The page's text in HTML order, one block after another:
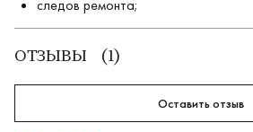
следов ремонта;
ОТЗЫВЫ ( 1)
Оставить отзыв